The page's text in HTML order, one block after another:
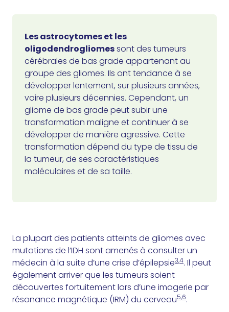
Les astrocytomes et les
oligodendrogliomessont des tumeurs
cérébrales de bas grade appartenant au
groupe des gliomes. Ils ont tendance à se
développer lentement, sur plusieurs années,
voire plusieurs décennies. Cependant, un
gliome de bas grade peut subir une
transformation maligne et continuer à se
développer de manière agressive. Cette
transformation dépend du type de tissu de
la tumeur, de ses caractéristiques
moléculaires et de sa taille.
La plupart des patients atteints de gliomes avec
mutations de l’IDH sont amenés à consulter un
médecin à la suite d’une crise d’épilepsie3,4. Il peut
également arriver que les tumeurs soient
découvertes fortuitement lors d’une imagerie par
résonance magnétique (IRM) du cerveau5,6.